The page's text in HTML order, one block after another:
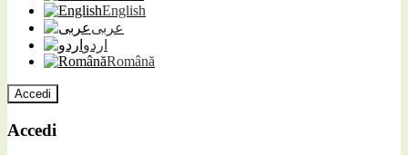
English
عربى
اردو
Română
Accedi
Accedi